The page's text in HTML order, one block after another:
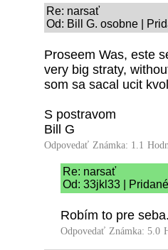
Re: narsať
Od: Bill G. osobne |
Proseem Was, este
very big straty,
som sa sacal ucit
S postravom
Bill G
Odpovedať Známka: 1.1
Re: narsať
Od: 33jkl33 |
Robím to pre
Odpovedať Známka: 5.0